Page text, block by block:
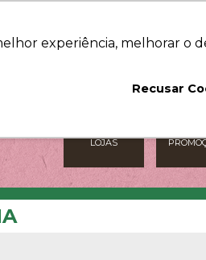
experiência, melhorar o
Recusar
LOJAS